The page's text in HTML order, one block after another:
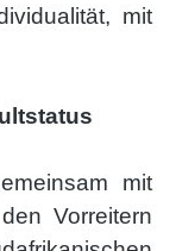
mit
mit
Vorreitern